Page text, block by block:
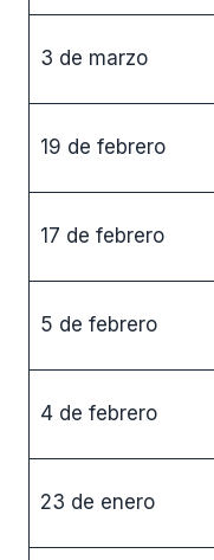
3 de marzo
19 de febrero
17 de febrero
5 de febrero
4 de febrero
23 de enero